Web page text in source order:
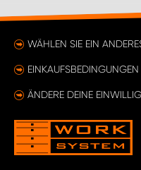
WÄHLEN SIE EIN
EINKAUFSBEDINGUNGEN
ÄNDERE DEINE